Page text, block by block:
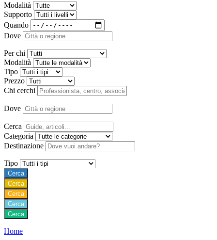
Modalità
Supporto
Quando
Dove
Per chi
Modalità
Tipo
Prezzo
Chi cerchi
Dove
Cerca
Categoria
Destinazione
Tipo
Cerca
Cerca
Cerca
Cerca
Cerca
Home